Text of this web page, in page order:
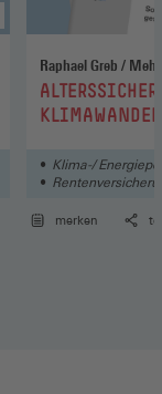
:
Klima-/
merken